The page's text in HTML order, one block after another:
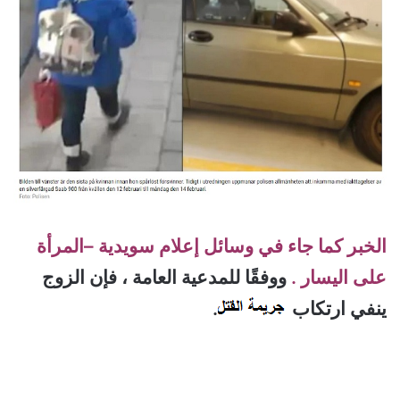
الخبر كما جاء في وسائل إعلام سويدية –المرأة
على اليسار . ووفقًا للمدعية العامة ، فإن الزوج
ينفي ارتكاب
.